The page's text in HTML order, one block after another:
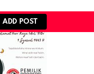
ADD POST